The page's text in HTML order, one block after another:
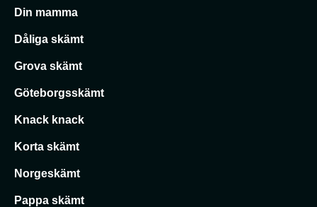
Din mamma
Dåliga skämt
Grova skämt
Göteborgsskämt
Knack knack
Korta skämt
Norgeskämt
Pappa skämt